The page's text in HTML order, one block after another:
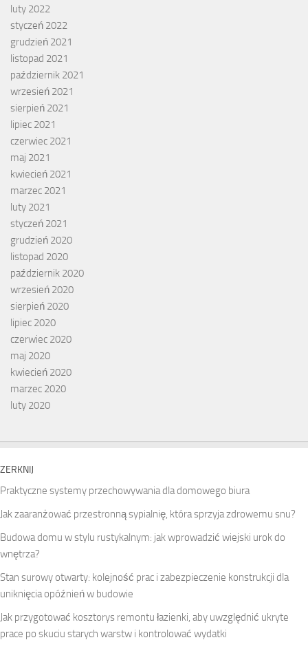
luty 2022
styczeń 2022
grudzień 2021
listopad 2021
październik 2021
wrzesień 2021
sierpień 2021
lipiec 2021
czerwiec 2021
maj 2021
kwiecień 2021
marzec 2021
luty 2021
styczeń 2021
grudzień 2020
listopad 2020
październik 2020
wrzesień 2020
sierpień 2020
lipiec 2020
czerwiec 2020
maj 2020
kwiecień 2020
marzec 2020
luty 2020
ZERKNIJ
Praktyczne systemy przechowywania dla domowego biura
Jak zaaranżować przestronną sypialnię, która sprzyja zdrowemu snu?
Budowa domu w stylu rustykalnym: jak wprowadzić wiejski urok do
wnętrza?
Stan surowy otwarty: kolejność prac i zabezpieczenie konstrukcji dla
uniknięcia opóźnień w budowie
Jak przygotować kosztorys remontu łazienki, aby uwzględnić ukryte
prace po skuciu starych warstw i kontrolować wydatki